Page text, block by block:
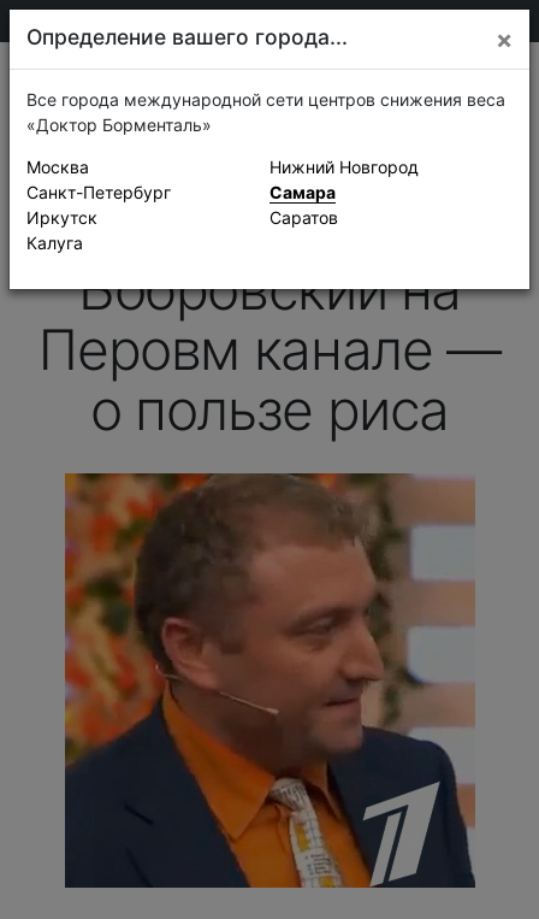
Новости
10 декабря 2012 г.
Первый канал, «Доброго здоровьица!»
Андрей
Бобровский на
Перовм канале —
о пользе риса
Определение вашего города... ×
Все города международной сети центров снижения веса
«Доктор Борменталь»
Москва
Санкт-Петербург
Иркутск
Калуга
Нижний Новгород
Самара
Саратов